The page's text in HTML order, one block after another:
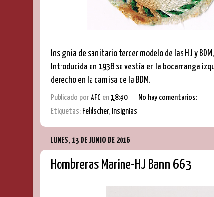
Insignia de sanitario tercer modelo de las HJ y
Introducida en 1938 se vestía en la bocamanga
derecho en la camisa de la BDM.
Publicado porAFC en18:40
No hay comentarios:
Etiquetas: Feldscher, Insignias
LUNES, 13 DE JUNIO DE 2016
Hombreras Marine-HJ Bann 663